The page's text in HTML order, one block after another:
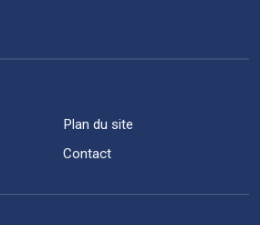
Plan du site
Contact